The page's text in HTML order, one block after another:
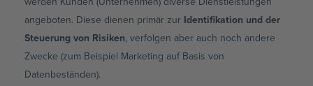
angeboten. Diese dienen primär zur Identifikation und der
Steuerung von Risiken, verfolgen aber auch noch andere
Zwecke (zum Beispiel Marketing auf Basis von
Datenbeständen).